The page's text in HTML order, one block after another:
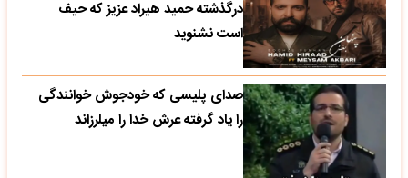
درگذشته حمید هیراد عزیز که حیف
است نشنوید
صدای پلیسی که خودجوش خوانندگی
را یاد گرفته عرش خدا را میلرزاند